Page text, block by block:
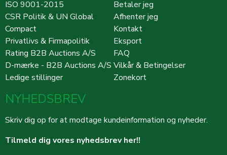
ISO 9001-2015
CSR Politik & UN Global
Compact
Privatlivs & Firmapolitik
Rating B2B Auctions A/S
D-mærke - B2B Auctions A/S
Ledige stillinger
Betaler jeg
Afhenter jeg
Kontakt
Eksport
FAQ
Vilkår & Betingelser
Zonekort
NYHEDSBREV
Skriv dig op for at modtage kundeinformation og nyheder.
Tilmeld dig vores nyhedsbrev her!!